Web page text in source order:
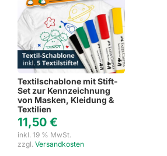
Textilschablone mit Stift-
Set zur Kennzeichnung
von Masken, Kleidung &
Textilien
11,50 €
inkl. 19 % MwSt.
zzgl. Versandkosten